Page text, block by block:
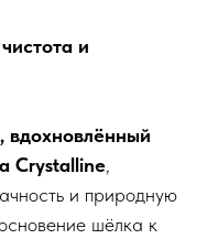
и
вдохновлённый
Crystalline,
и природную
шёлка к